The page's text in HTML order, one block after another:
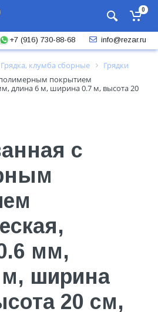
0
+7 (916) 730-88-68 info@rezar.ru
Грядка, клумба сборные
Грядки
покрытием
длина 6 м, ширина 0.7 м, высота 20
с
мм,
ширина
20 см,